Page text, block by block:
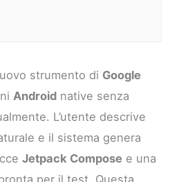
strumento di Google
Android native senza
L’utente descrive
e il sistema genera
Jetpack Compose e una